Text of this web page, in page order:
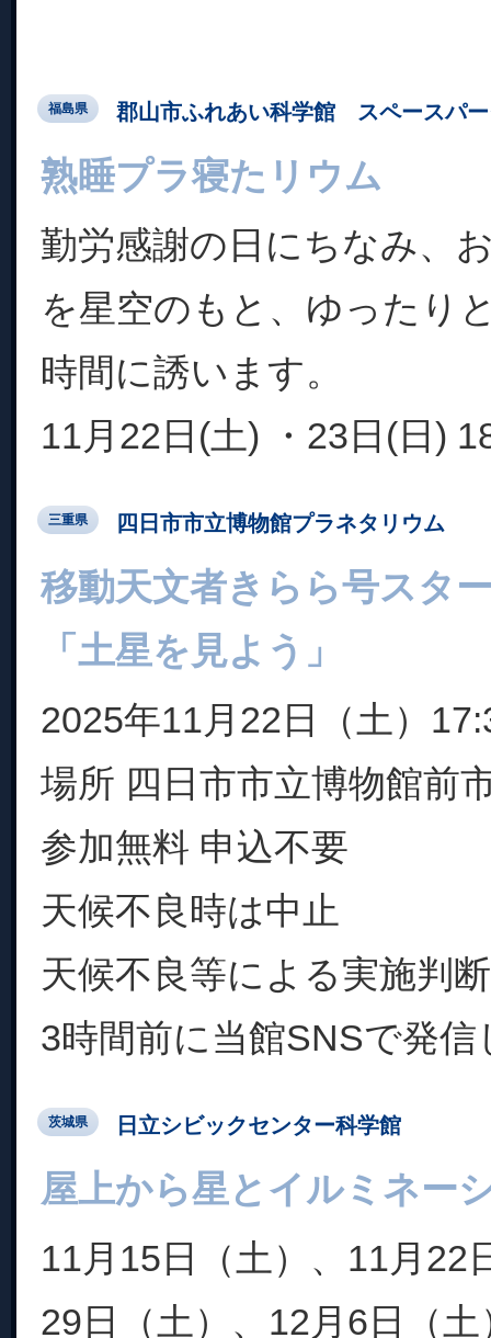
福島県 郡山市ふれあい科学館 スペースパ
熟睡プラ寝たリウム
勤労感謝の日にちなみ、
を星空のもと、ゆったり
時間に誘います。
11月22日(土) ・23日(日)
三重県 四日市市立博物館プラネタリウム
移動天文者きらら号スタ
「土星を見よう」
2025年11月22日（土）
場所 四日市市立博物館前
参加無料 申込不要
天候不良時は中止
天候不良等による実施判
3時間前に当館SNSで発信
茨城県 日立シビックセンター科学館
屋上から星とイルミネー
11月15日（土）、11月22
29日（土）、12月6日（